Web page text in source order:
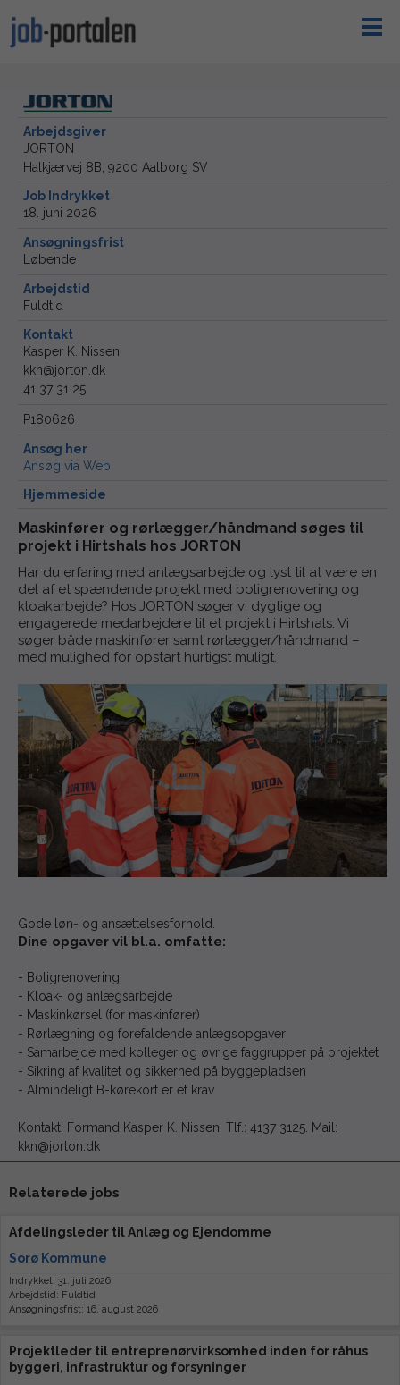
Arbejdsgiver
JORTON
Halkjærvej 8B, 9200 Aalborg SV
Job Indrykket
18. juni 2026
Ansøgningsfrist
Løbende
Arbejdstid
Fuldtid
Kontakt
Kasper K. Nissen
kkn@jorton.dk
41 37 31 25
P180626
Ansøg her
Ansøg via Web
Hjemmeside
Maskinfører og rørlægger/håndmand søges til
projekt i Hirtshals hos JORTON
Har du erfaring med anlægsarbejde og lyst til at være en
del af et spændende projekt med boligrenovering og
kloakarbejde? Hos JORTON søger vi dygtige og
engagerede medarbejdere til et projekt i Hirtshals. Vi
søger både maskinfører samt rørlægger/håndmand –
med mulighed for opstart hurtigst muligt.
Gode løn- og ansættelsesforhold.
Dine opgaver vil bl.a. omfatte:
- Boligrenovering
- Kloak- og anlægsarbejde
- Maskinkørsel (for maskinfører)
- Rørlægning og forefaldende anlægsopgaver
- Samarbejde med kolleger og øvrige faggrupper på projektet
- Sikring af kvalitet og sikkerhed på byggepladsen
- Almindeligt B-kørekort er et krav
Kontakt: Formand Kasper K. Nissen. Tlf.: 4137 3125. Mail:
kkn@jorton.dk
Relaterede jobs
Afdelingsleder til Anlæg og Ejendomme
Sorø Kommune
Indrykket: 31. juli 2026
Arbejdstid: Fuldtid
Ansøgningsfrist: 16. august 2026
Projektleder til entreprenørvirksomhed inden for råhus
byggeri, infrastruktur og forsyninger